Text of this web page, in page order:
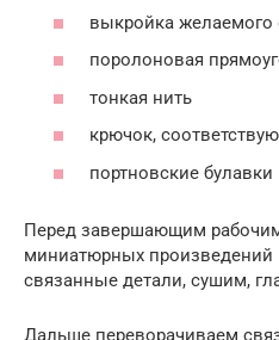
выкройка желаемого
поролоновая
тонкая нить
крючок,
портновские булавки
Перед завершающим
миниатюрных произведений
связанные детали, сушим,
Дальше переворачиваем